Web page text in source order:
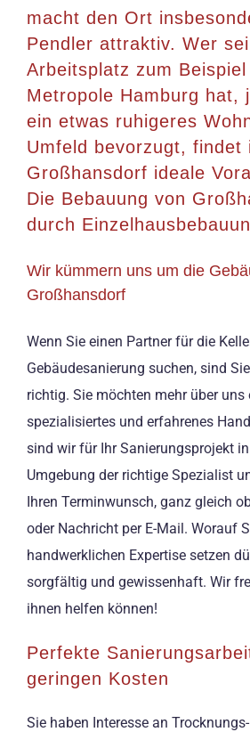
macht den Ort
Pendler attraktiv. Wer
Arbeitsplatz zum
Metropole Hamburg hat,
ein etwas ruhigeres
Umfeld bevorzugt, findet
Großhansdorf ideale
Die Bebauung von
durch
Wir kümmern uns um die
Großhansdorf
Wenn Sie einen Partner für die
Gebäudesanierung suchen, sind
richtig. Sie möchten mehr über uns
spezialisiertes und erfahrenes
sind wir für Ihr Sanierungsprojekt
Umgebung der richtige Spezialist
Ihren Terminwunsch, ganz gleich
oder Nachricht per E-Mail. Worauf
handwerklichen Expertise setzen
sorgfältig und gewissenhaft. Wir
ihnen helfen können!
Perfekte
geringen Kosten
Sie haben Interesse an